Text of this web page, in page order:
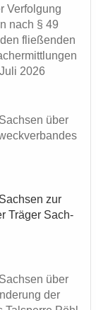
Ver­fol­gung
nach § 49
flie­ßen­den
2026
über
zur
Trä­ger Sach­
über
der